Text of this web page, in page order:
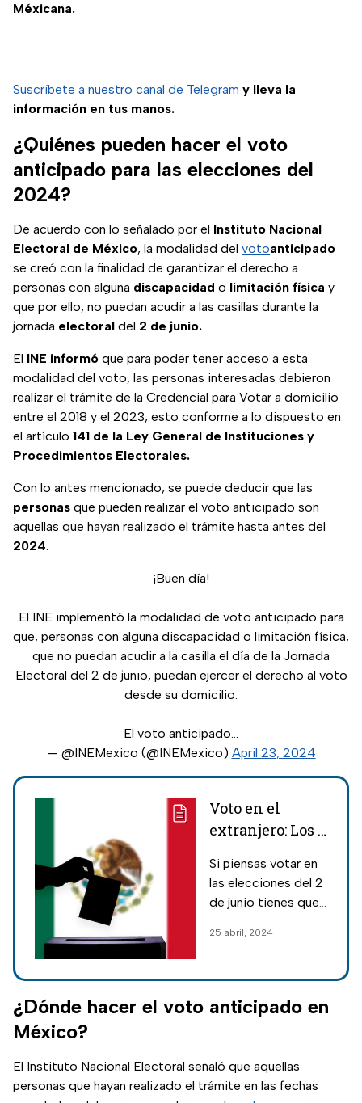
Méxicana.
Suscríbete a nuestro canal de Telegram y lleva la
información en tus manos.
¿Quiénes pueden hacer el voto
anticipado para las elecciones del
2024?
De acuerdo con lo señalado por el Instituto Nacional
Electoral de México, la modalidad del votoanticipado
se creó con la finalidad de garantizar el derecho a
personas con alguna discapacidad o limitación física y
que por ello, no puedan acudir a las casillas durante la
jornada electoral del 2 de junio.
El INE informó que para poder tener acceso a esta
modalidad del voto, las personas interesadas debieron
realizar el trámite de la Credencial para Votar a domicilio
entre el 2018 y el 2023, esto conforme a lo dispuesto en
el artículo 141 de la Ley General de Instituciones y
Procedimientos Electorales.
Con lo antes mencionado, se puede deducir que las
personas que pueden realizar el voto anticipado son
aquellas que hayan realizado el trámite hasta antes del
2024.
¡Buen día!
El INE implementó la modalidad de voto anticipado para
que, personas con alguna discapacidad o limitación física,
que no puedan acudir a la casilla el día de la Jornada
Electoral del 2 de junio, puedan ejercer el derecho al voto
desde su domicilio.
El voto anticipado…
— @INEMexico (@INEMexico) April 23, 2024
Voto en el
extranjero: Los 2
necesitas fuera
del país para
Elecciones 2024
Si piensas votar en
las elecciones del 2
de junio tienes que
los dos requisitos
participar
25 abril, 2024
¿Dónde hacer el voto anticipado en
México?
El Instituto Nacional Electoral señaló que aquellas
personas que hayan realizado el trámite en las fechas